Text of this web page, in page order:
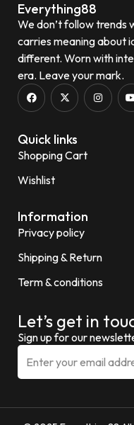
Everything88
We don’t follow trends
carries meaning about
different. Worn with
era. Leave your mark.
Quick links
Shopping Cart
Wishlist
Information
Privacy policy
Shipping & Return
Term & conditions
Let’s get in
Sign up for our